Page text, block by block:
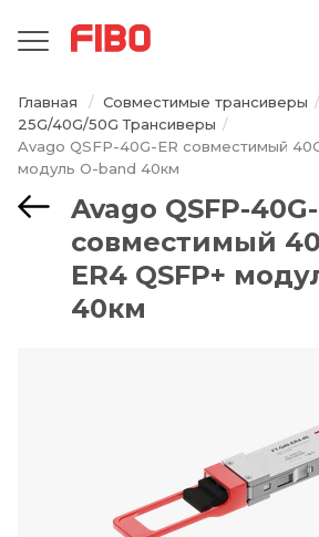
Главная
Совместимые трансиверы
25G/40G/50G Трансиверы
Avago QSFP-40G-ER совместимый
модуль O-band 40км
Avago QSFP-
совместимый
ER4 QSFP+
40км